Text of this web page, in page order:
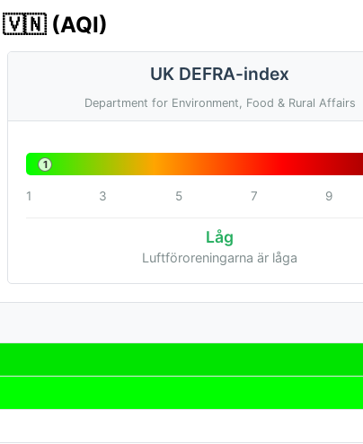
🇻🇳 (AQI)
UK DEFRA-index
Department for Environment, Food & Rural Affairs
1
1 3 5 7 9
Låg
Luftföroreningarna är låga